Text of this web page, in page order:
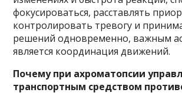
фокусироваться, расставлять
контролировать тревогу и
решений одновременно, важным
является координация движений.
Почему при ахроматопсии
транспортным средством